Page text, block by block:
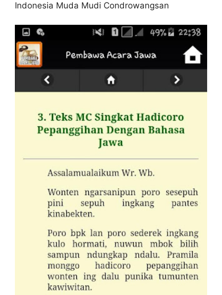
Indonesia Muda Mudi Condrowangsan